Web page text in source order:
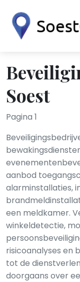
Soest
Pagina 1
aanbod
alarminstallaties,
een meldkamer.
winkeldetectie,
risicoanalyses en
tot de
doorgaans over